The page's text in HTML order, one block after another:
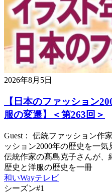
2026年8月5日
【日本のファッション
服の変遷】＜第263回＞
Guest： 伝統ファッション
ッション2000年の歴史を一気
伝統作家の髙島克子さんが
歴史と洋服の歴史を一冊
和いWayテレビ
シーズン#1